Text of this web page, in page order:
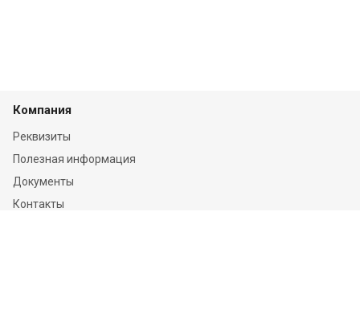
Компания
Реквизиты
Полезная информация
Документы
Контакты